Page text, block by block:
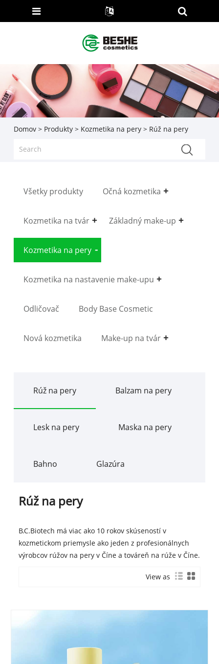
Domov > Produkty> Kozmetika na pery> Rúž na pery
Všetky produkty Očná kozmetika
Kozmetika na tvár Základný make-up
Kozmetika na pery
Kozmetika na nastavenie make-upu
Odličovač Body Base Cosmetic
Nová kozmetika Make-up na tvár
Rúž na pery Balzam na pery
Lesk na pery Maska na pery
Bahno Glazúra
Rúž na pery
B.C.Biotech má viac ako 10 rokov skúseností v
kozmetickom priemysle ako jeden z profesionálnych
výrobcov rúžov ​​na pery v Číne a továreň na rúže v Číne.
View as